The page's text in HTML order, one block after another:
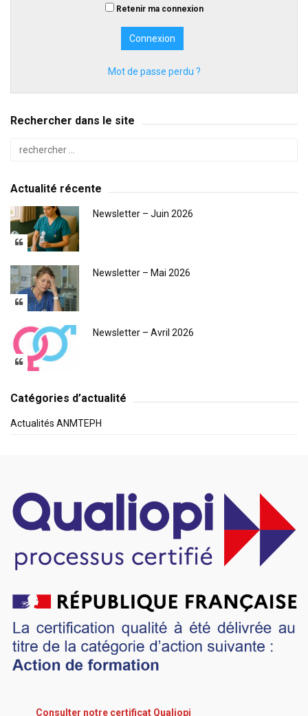
Retenir ma connexion
Mot de passe perdu ?
Rechercher dans le site
Actualité récente
Newsletter – Juin 2026
Newsletter – Mai 2026
Newsletter – Avril 2026
Catégories d’actualité
Actualités ANMTEPH
Consulter notre certificat Qualiopi